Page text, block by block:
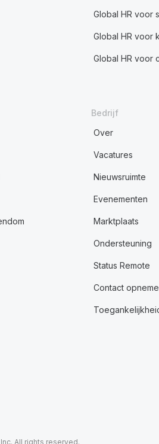
Global HR voor
Global HR voor
Global HR voor
Bedrijf
Over
Vacatures
Nieuwsruimte
Evenementen
Marktplaats
Ondersteuning
Status Remote
Contact
All rights reserved.